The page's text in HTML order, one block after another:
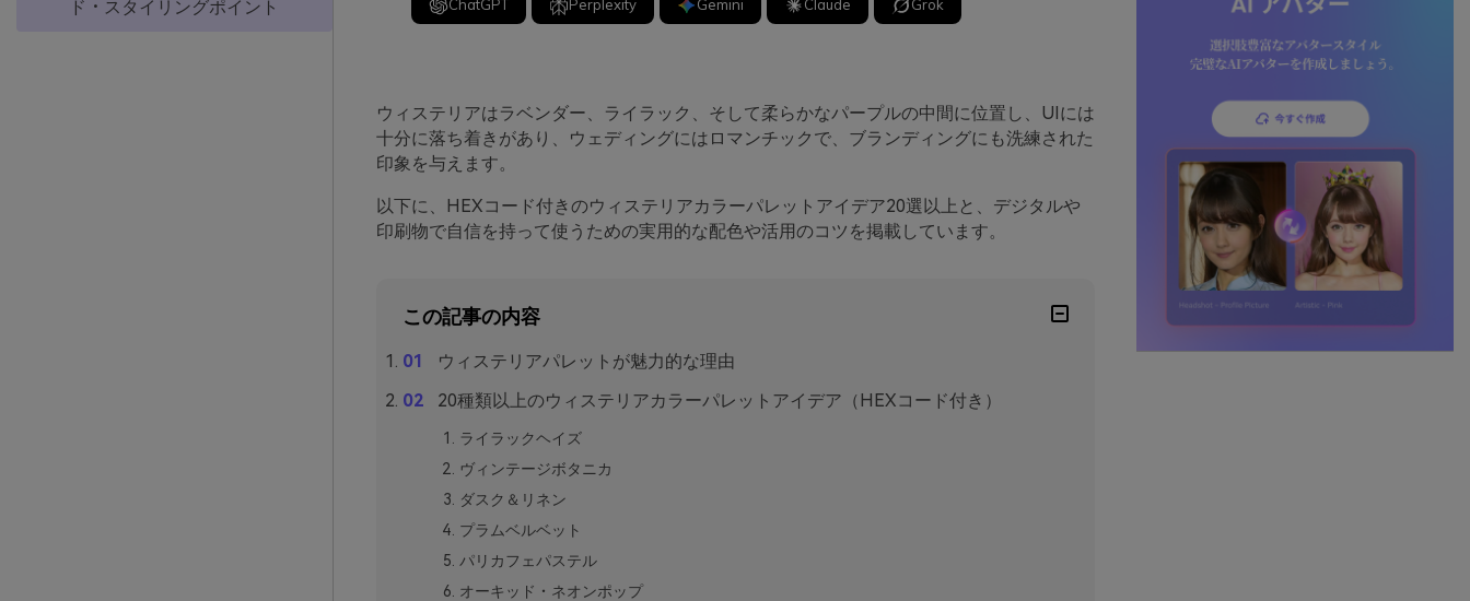
ド・スタイリングポイント
ChatGPT Perplexity Gemini Claude Grok
ウィステリアはラベンダー、ライラック、そして柔らかなパープルの中間に位置し、UIには
十分に落ち着きがあり、ウェディングにはロマンチックで、ブランディングにも洗練された
印象を与えます。
以下に、HEXコード付きのウィステリアカラーパレットアイデア20選以上と、デジタルや
印刷物で自信を持って使うための実用的な配色や活用のコツを掲載しています。
この記事の内容
ウィステリアパレットが魅力的な理由
20種類以上のウィステリアカラーパレットアイデア（HEXコード付き）
ライラックヘイズ
ヴィンテージボタニカ
ダスク＆リネン
プラムベルベット
パリカフェパステル
オーキッド・ネオンポップ